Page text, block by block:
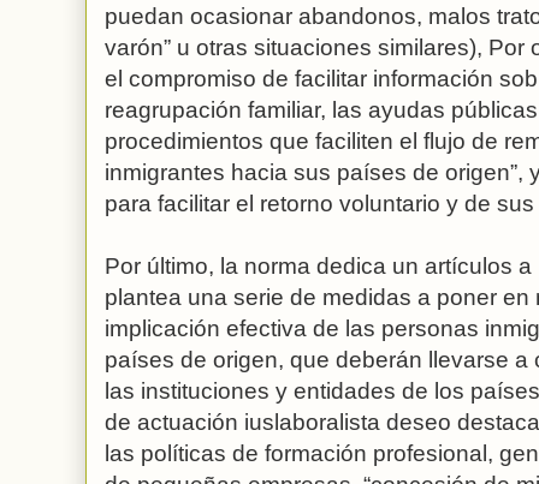
puedan ocasionar abandonos, malos
varón” u otras situaciones similares), Por
el compromiso de facilitar información
reagrupación familiar, las ayudas
procedimientos que faciliten el flujo de
inmigrantes hacia sus países de origen”,
para facilitar el retorno voluntario y de
Por último, la norma dedica un artículos
plantea una serie de medidas a poner
implicación efectiva de las personas
países de origen, que deberán llevarse
las instituciones y entidades de los
de actuación iuslaboralista deseo
las políticas de formación profesional,